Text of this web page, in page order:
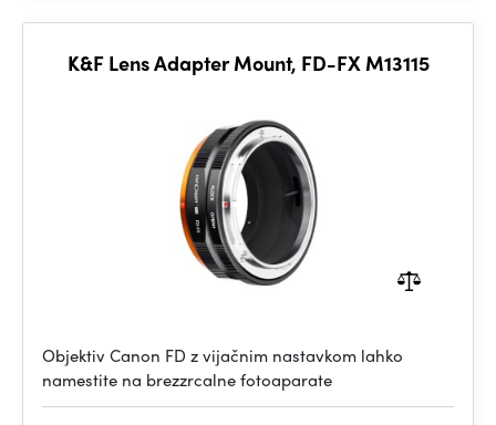
K&F Lens Adapter Mount, FD-FX M13115
Objektiv Canon FD z vijačnim nastavkom lahko
namestite na brezzrcalne fotoaparate